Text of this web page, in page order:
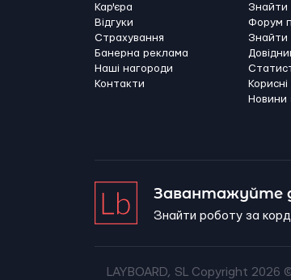
Кар'єра
Відгуки
Страхування
Банерна реклама
Наші нагороди
Контакти
Знайти
Форум
Знайти
Корисні
Новини
Завантажуйте
Знайти роботу за
LAYBOARD, SL Copyright 2026